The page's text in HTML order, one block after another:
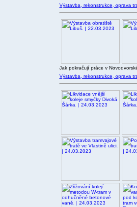
Výstavba, rekonstrukce, oprava
Jak pokračují práce v
Výstavba, rekonstrukce, oprava